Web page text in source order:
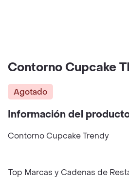
Contorno Cupcake
Agotado
Información del
Contorno Cupcake Trendy
Top Marcas y Cadenas de